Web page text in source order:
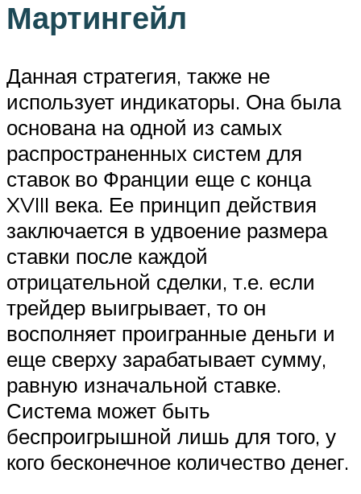
Мартингейл
Данная стратегия, также не
использует индикаторы. Она была
основана на одной из самых
распространенных систем для
ставок во Франции еще с конца
XVIII века. Ее принцип действия
заключается в удвоение размера
ставки после каждой
отрицательной сделки, т.е. если
трейдер выигрывает, то он
восполняет проигранные деньги и
еще сверху зарабатывает сумму,
равную изначальной ставке.
Система может быть
беспроигрышной лишь для того, у
кого бесконечное количество денег.